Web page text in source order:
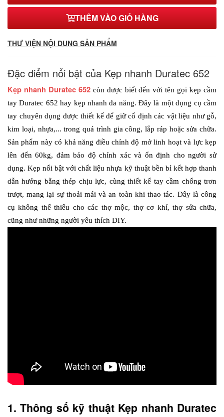
THÊM VÀO GIỎ HÀNG
THƯ VIỆN NỘI DUNG SẢN PHẨM
Đặc điểm nổi bật của Kẹp nhanh Duratec 652
Kẹp nhanh Duratec 652 còn được biết đến với tên gọi kẹp cầm
tay Duratec 652 hay kẹp nhanh đa năng. Đây là một dụng cụ cầm
tay chuyên dụng được thiết kế để giữ cố định các vật liệu như gỗ,
kim loại, nhựa,... trong quá trình gia công, lắp ráp hoặc sửa chữa.
Sản phẩm này có khả năng điều chỉnh độ mở linh hoạt và lực kẹp
lên đến 60kg, đảm bảo độ chính xác và ổn định cho người sử
dụng. Kẹp nổi bật với chất liệu nhựa kỹ thuật bền bỉ kết hợp thanh
dẫn hướng bằng thép chịu lực, cùng thiết kế tay cầm chống trơn
trượt, mang lại sự thoải mái và an toàn khi thao tác. Đây là công
cụ không thể thiếu cho các thợ mộc, thợ cơ khí, thợ sửa chữa,
cũng như những người yêu thích DIY.
1. Thông số kỹ thuật Kẹp nhanh Duratec